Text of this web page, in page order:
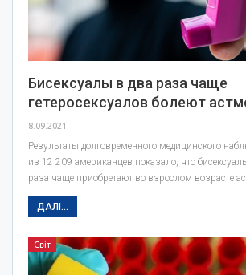
Бисексуалы в два раза чаще
гетеросексуалов болеют
8.09.2021
Результаты долговременного медицинского
из 12 209 американцев показало, что
раза чаще приобретают во взрослом возрасте
ДАЛІ...
Світ